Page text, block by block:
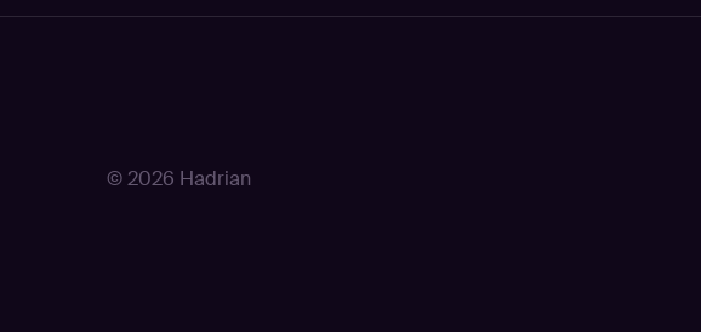
© 2026 Hadrian